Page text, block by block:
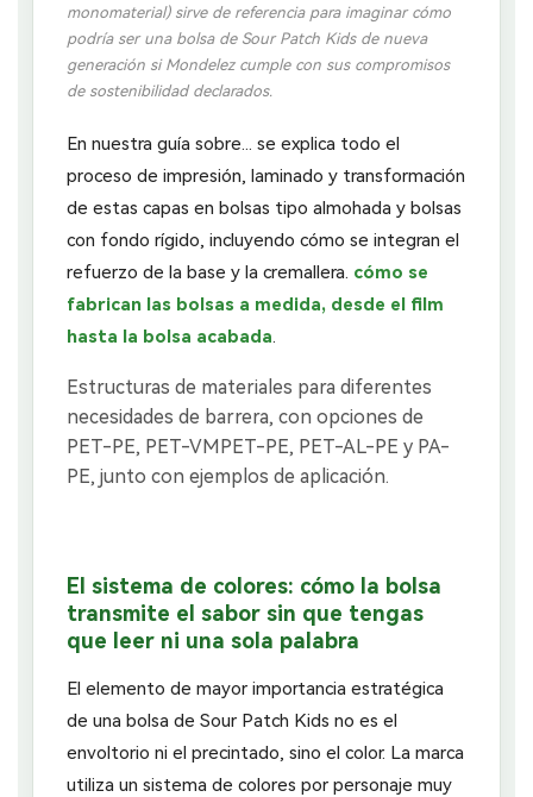
monomaterial) sirve de referencia para imaginar cómo
podría ser una bolsa de Sour Patch Kids de nueva
generación si Mondelez cumple con sus compromisos
de sostenibilidad declarados.
En nuestra guía sobre... se explica todo el
proceso de impresión, laminado y transformación
de estas capas en bolsas tipo almohada y bolsas
con fondo rígido, incluyendo cómo se integran el
refuerzo de la base y la cremallera. cómo se
fabrican las bolsas a medida, desde el film
hasta la bolsa acabada
El sistema de colores: cómo la bolsa
transmite el sabor sin que tengas
que leer ni una sola palabra
El elemento de mayor importancia estratégica
de una bolsa de Sour Patch Kids no es el
envoltorio ni el precintado, sino el color. La marca
utiliza un sistema de colores por personaje muy